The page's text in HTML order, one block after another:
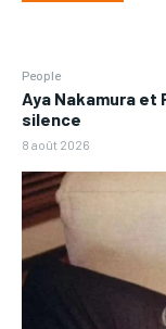
People
Aya Nakamura et
silence
8 août 2026